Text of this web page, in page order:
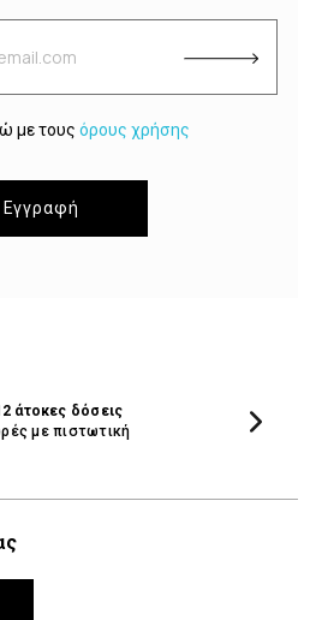
με τους όρους χρήσης
Εγγραφή
άτοκες δόσεις
με πιστωτική